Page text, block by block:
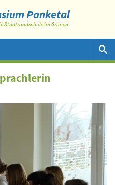
Panketal
Stadtrandschule im Grünen